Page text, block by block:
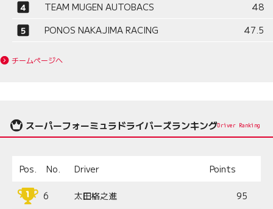
TEAM MUGEN AUTOBACS
48
PONOS NAKAJIMA RACING
47.5
チームページへ
スーパーフォーミュラドライバーズランキングDriver Ranking
Pos. No. Driver Points
6 太田格之進 95